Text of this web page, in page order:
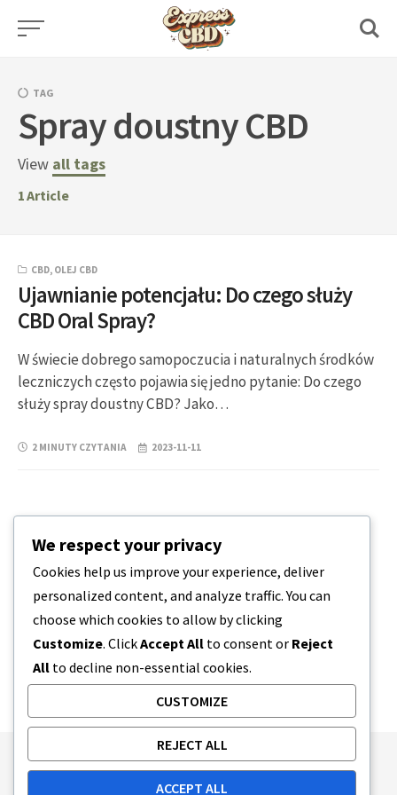
Skip
TAG
Spray doustny CBD
View all tags
1Article
CBD, OLEJ CBD
Ujawnianie potencjału: Do czego służy
CBD Oral Spray?
W świecie dobrego samopoczucia i naturalnych środków
leczniczych często pojawia się jedno pytanie: Do czego
służy spray doustny CBD? Jako…
2 MINUTY CZYTANIA 2023-11-11
Publishing Principles
Ethics Policy
We respect your privacy
Cookies help us improve your experience, deliver
personalized content, and analyze traffic. You can
choose which cookies to allow by clicking
Customize. ClickAccept All to consent or Reject
All to decline non-essential cookies.
CUSTOMIZE
REJECT ALL
ACCEPT ALL